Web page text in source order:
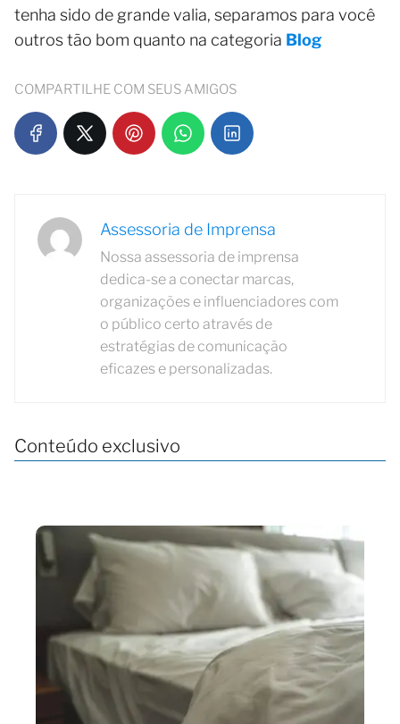
tenha sido de grande valia, separamos para você
outros tão bom quanto na categoria Blog
COMPARTILHE COM SEUS AMIGOS
Assessoria de Imprensa
Nossa assessoria de imprensa
dedica-se a conectar marcas,
organizações e influenciadores com
o público certo através de
estratégias de comunicação
eficazes e personalizadas.
Conteúdo exclusivo